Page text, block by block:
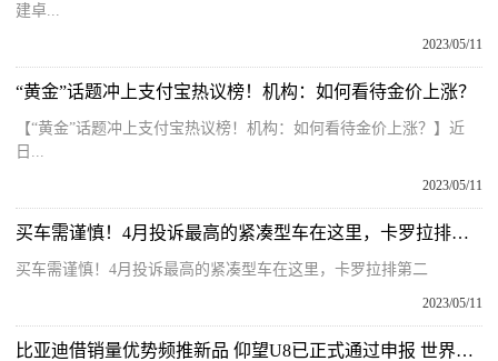
建卓...
2023/05/11
“黄金”话题冲上支付宝热议榜！机构：如何看待金价上涨？
【“黄金”话题冲上支付宝热议榜！机构：如何看待金价上涨？】近
日...
2023/05/11
买车需谨慎！4月投诉最高的紧凑型车在这里，卡罗拉排第二 天天热头条
买车需谨慎！4月投诉最高的紧凑型车在这里，卡罗拉排第二
2023/05/11
比亚迪借销量优势频推新品 仰望U8已正式通过申报 世界微头条